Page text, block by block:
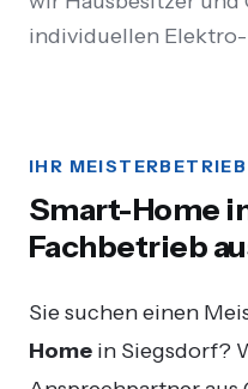
individuellen
IHR
Smart-Home
Fachbetrieb
Sie suchen einen
Home in Siegsdorf?